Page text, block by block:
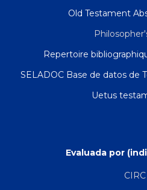
Old Testament
Repertoire
SELADOC Base de datos de
Uetus
Evaluada por
CIRC